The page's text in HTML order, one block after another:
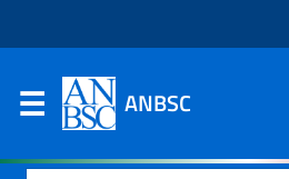
ANBSC